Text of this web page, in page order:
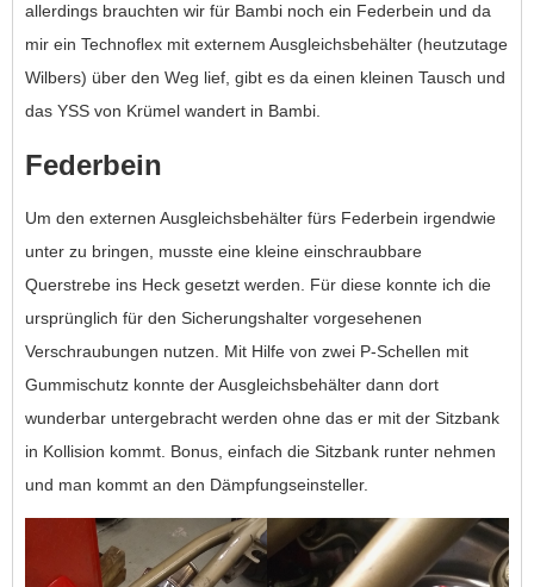
allerdings brauchten wir für Bambi noch ein Federbein und da
mir ein Technoflex mit externem Ausgleichsbehälter (heutzutage
Wilbers) über den Weg lief, gibt es da einen kleinen Tausch und
das YSS von Krümel wandert in Bambi.
Federbein
Um den externen Ausgleichsbehälter fürs Federbein irgendwie
unter zu bringen, musste eine kleine einschraubbare
Querstrebe ins Heck gesetzt werden. Für diese konnte ich die
ursprünglich für den Sicherungshalter vorgesehenen
Verschraubungen nutzen. Mit Hilfe von zwei P-Schellen mit
Gummischutz konnte der Ausgleichsbehälter dann dort
wunderbar untergebracht werden ohne das er mit der Sitzbank
in Kollision kommt. Bonus, einfach die Sitzbank runter nehmen
und man kommt an den Dämpfungseinsteller.